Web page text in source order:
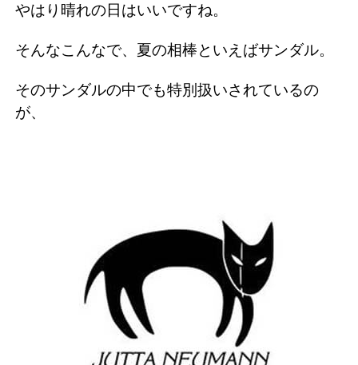
やはり晴れの日はいいですね。
そんなこんなで、夏の相棒といえばサンダル。
そのサンダルの中でも特別扱いされているの
が、